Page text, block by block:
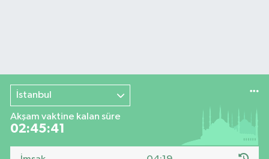
İstanbul
Akşam vaktine kalan süre
02:45:40